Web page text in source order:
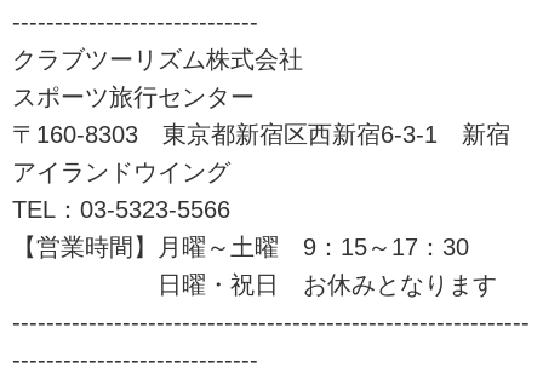
ントリーされた方に抽選で
「Karrimor（カリマー）」のザッ
クが当たるキャンペーンを実施
中！ツアーの検索・ご予約も簡単
です。
-----------------------------
クラブツーリズム株式会社
スポーツ旅行センター
〒160-8303 東京都新宿区西新宿6-3-1 新宿
アイランドウイング
TEL：03-5323-5566
【営業時間】月曜～土曜 9：15～17：30
日曜・祝日 お休みとなります
-------------------------------------------------------------
-----------------------------